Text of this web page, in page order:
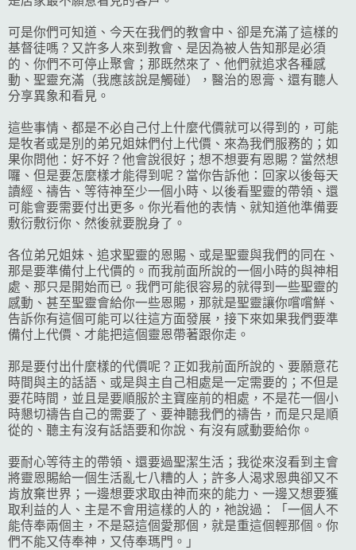
可是你們可知道、今天在我們的教會中、卻是充滿了這樣的
基督徒嗎？又許多人來到教會、是因為被人告知那是必須
的、你們不可停止聚會；那既然來了、他們就追求各種感
動、聖靈充滿（我應該說是觸碰），醫治的恩膏、還有聽人
分享異象和看見。
這些事情、都是不必自己付上什麼代價就可以得到的，可能
是牧者或是別的弟兄姐妹們付上代價、來為我們服務的；如
果你問他：好不好？他會說很好；想不想要有恩賜？當然想
囉、但是要怎麼樣才能得到呢？當你告訴他：回家以後每天
讀經、禱告、等待神至少一個小時、以後看聖靈的帶領、還
可能會要需要付出更多。你光看他的表情、就知道他準備要
敷衍敷衍你、然後就要脫身了。
各位弟兄姐妹、追求聖靈的恩賜、或是聖靈與我們的同在、
那是要準備付上代價的。而我前面所說的一個小時的與神相
處、那只是開始而已。我們可能很容易的就得到一些聖靈的
感動、甚至聖靈會給你一些恩賜，那就是聖靈讓你嚐嚐鮮、
告訴你有這個可能可以往這方面發展，接下來如果我們要準
備付上代價、才能把這個靈恩帶著跟你走。
那是要付出什麼樣的代價呢？正如我前面所說的、要願意花
時間與主的話語、或是與主自己相處是一定需要的；不但是
要花時間，並且是要順服於主寶座前的相處，不是花一個小
時懇切禱告自己的需要了、要神聽我們的禱告，而是只是順
從的、聽主有沒有話語要和你說、有沒有感動要給你。
要耐心等待主的帶領、還要過聖潔生活；我從來沒看到主會
將靈恩賜給一個生活亂七八糟的人；許多人渴求恩典卻又不
肯放棄世界；一邊想要求取由神而來的能力、一邊又想要獲
取利益的人、主是不會用這樣的人的，祂說過：「一個人不
能侍奉兩個主，不是惡這個愛那個，就是重這個輕那個。你
們不能又侍奉神，又侍奉瑪門。」